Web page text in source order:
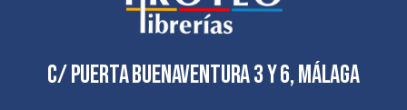
C/ Puerta Buenaventura 3 y 6, Málaga